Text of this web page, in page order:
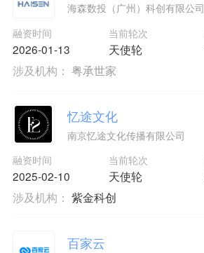
海森数投（广州）科创有限公司
融资时间
2026-01-13
当前轮次
天使轮
涉及机构： 粤承世家
忆途文化
南京忆途文化传播有限公司
融资时间
2025-02-10
当前轮次
天使轮
涉及机构： 紫金科创
百家云